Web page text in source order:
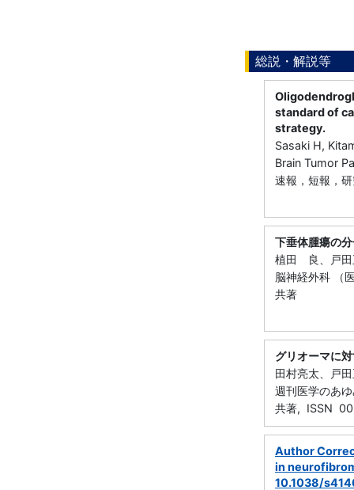
総説・解説等
standard of
strategy.
Sasaki H,
Brain Tumor
速報，短報，
下垂体腫瘍の
植田 良、戸田
脳神経外科 （
共著
グリオーマに
田村亮太、戸
週刊医学のあ
共著, ISSN
Author
in
10.1038/